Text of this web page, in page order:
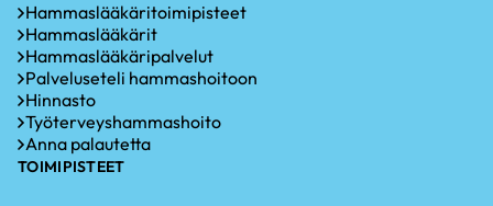
Hammaslääkäritoimipisteet
Hammaslääkärit
Hammaslääkäripalvelut
Palveluseteli hammashoitoon
Hinnasto
Työterveyshammashoito
Anna palautetta
TOIMIPISTEET